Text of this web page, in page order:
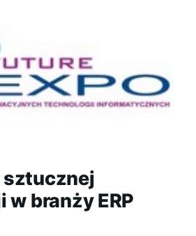
sztucznej
branży ERP